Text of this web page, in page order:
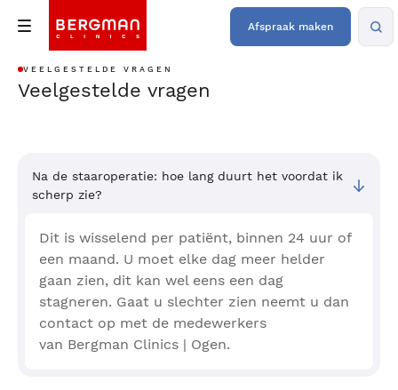
Afspraak maken
VEELGESTELDE VRAGEN
Veelgestelde vragen
Na de staaroperatie: hoe lang duurt het voordat ik
scherp zie?
Dit is wisselend per patiënt, binnen 24 uur of
een maand. U moet elke dag meer helder
gaan zien, dit kan wel eens een dag
stagneren. Gaat u slechter zien neemt u dan
contact op met de medewerkers
van Bergman Clinics | Ogen.